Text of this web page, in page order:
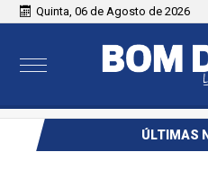
Quinta, 06 de Agosto de 2026
ÚLTIMAS